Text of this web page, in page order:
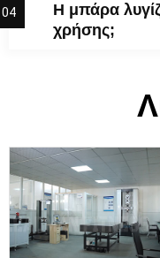
Η μπάρα
χρήσης;
04